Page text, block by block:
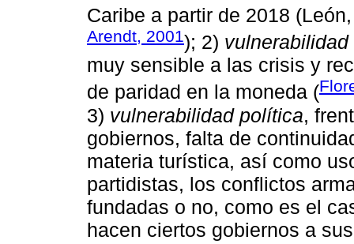
Caribe a partir de 2018
Arendt, 2001); 2)
muy sensible a las crisis y
de paridad en la moneda (
3) vulnerabilidad política,
gobiernos, falta de
materia turística, así como
partidistas, los conflictos
fundadas o no, como es el
hacen ciertos gobiernos a